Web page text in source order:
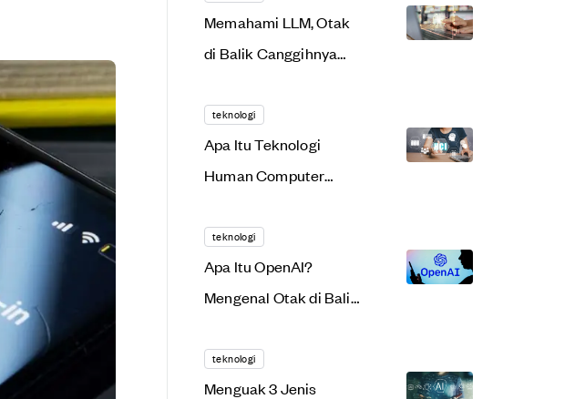
Memahami LLM, Otak
di Balik Canggihnya
teknologi
Apa Itu Teknologi
Human Computer
teknologi
Apa Itu OpenAI?
Mengenal Otak di Balik
teknologi
Menguak 3 Jenis